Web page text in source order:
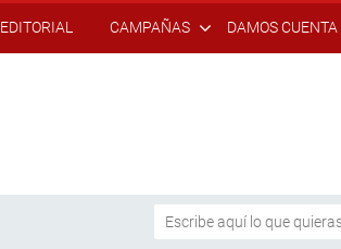
EDITORIAL CAMPAÑAS DAMOS CUENTA